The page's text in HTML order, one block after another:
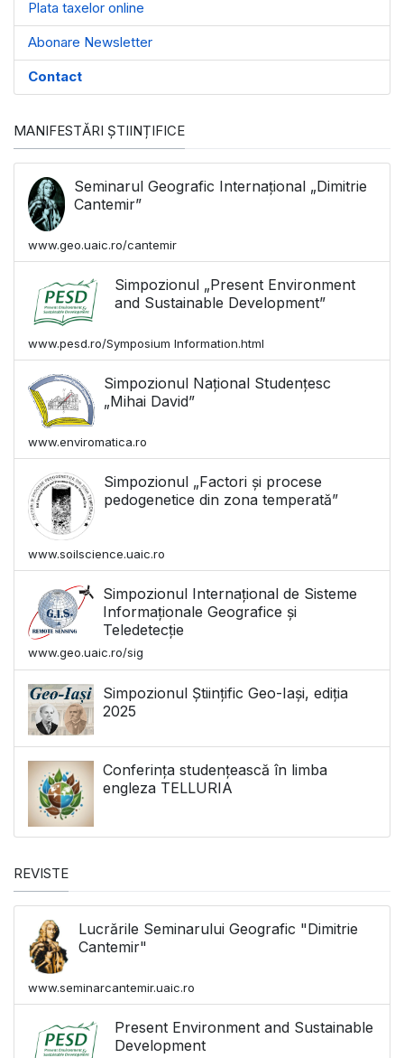
Plata taxelor online
Abonare Newsletter
Contact
MANIFESTĂRI ȘTIINȚIFICE
Seminarul Geografic Internațional „Dimitrie
Cantemir”
www.geo.uaic.ro/cantemir
Simpozionul „Present Environment
and Sustainable Development”
www.pesd.ro/Symposium Information.html
Simpozionul Național Studențesc
„Mihai David”
www.enviromatica.ro
Simpozionul „Factori și procese
pedogenetice din zona temperată”
www.soilscience.uaic.ro
Simpozionul Internațional de Sisteme
Informaționale Geografice și
Teledetecție
www.geo.uaic.ro/sig
Simpozionul Științific Geo-Iași, ediția
2025
Conferința studențească în limba
engleza TELLURIA
REVISTE
Lucrările Seminarului Geografic "Dimitrie
Cantemir"
www.seminarcantemir.uaic.ro
Present Environment and Sustainable
Development